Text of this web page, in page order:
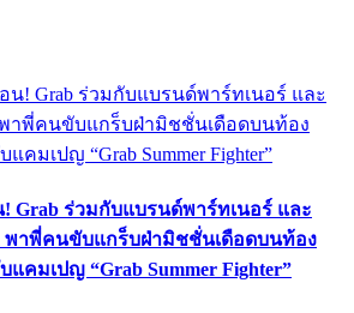
Grab ร่วมกับแบรนด์พาร์ทเนอร์ และ
พาพี่คนขับแกร็บฝ่ามิชชั่นเดือดบนท้อง
คมเปญ “Grab Summer Fighter”